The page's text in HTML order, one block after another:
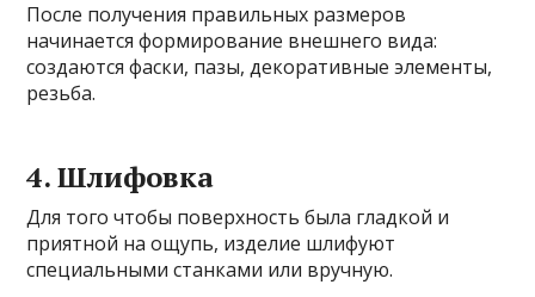
После получения правильных размеров
начинается формирование внешнего вида:
создаются фаски, пазы, декоративные элементы,
резьба.
4. Шлифовка
Для того чтобы поверхность была гладкой и
приятной на ощупь, изделие шлифуют
специальными станками или вручную.